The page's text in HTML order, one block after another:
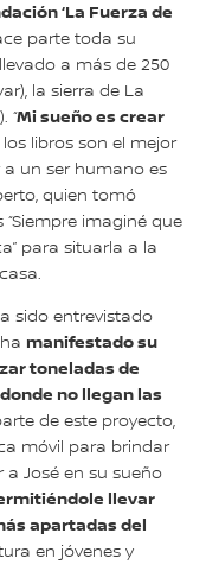
‘La Fuerza de
parte toda su
a más de 250
la sierra de La
“Mi sueño es crear
los libros son el mejor
a un ser humano es
quien tomó
imaginé que
para situarla a la
sido entrevistado
manifestado su
toneladas de
no llegan las
de este proyecto,
móvil para brindar
José en su sueño
llevar
apartadas del
en jóvenes y